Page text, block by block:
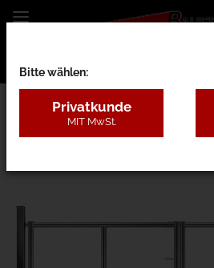
27AE - nur Rahmen m. Pfosten
Bitte wählen:
Privatkunde
MIT MwSt.